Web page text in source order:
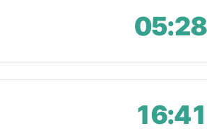
05:28
16:41